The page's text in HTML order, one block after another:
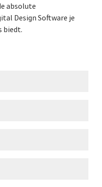
absolute
Design Software je
biedt.